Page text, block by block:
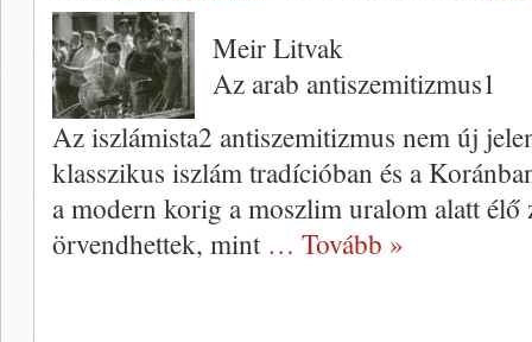
Meir Litvak
Az arab antiszemitizmus1
Az iszlámista2 antiszemitizmus nem új
klasszi­kus iszlám tradícióban és a
a modern ko­rig a moszlim uralom alatt
örvendhettek, mint … Tovább »